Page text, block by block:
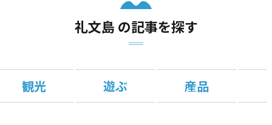
礼文島 の記事を探す
観光 遊ぶ 産品